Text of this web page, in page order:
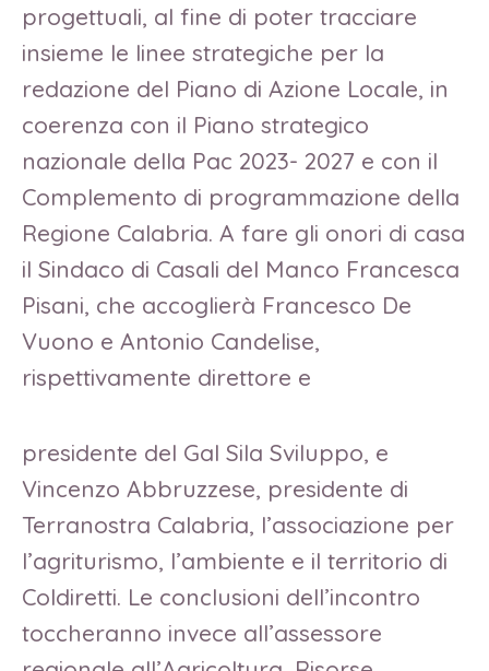
progettuali, al fine di poter tracciare
insieme le linee strategiche per la
redazione del Piano di Azione Locale, in
coerenza con il Piano strategico
nazionale della Pac 2023- 2027 e con il
Complemento di programmazione della
Regione Calabria. A fare gli onori di casa
il Sindaco di Casali del Manco Francesca
Pisani, che accoglierà Francesco De
Vuono e Antonio Candelise,
rispettivamente direttore e
presidente del Gal Sila Sviluppo, e
Vincenzo Abbruzzese, presidente di
Terranostra Calabria, l’associazione per
l’agriturismo, l’ambiente e il territorio di
Coldiretti. Le conclusioni dell’incontro
toccheranno invece all’assessore